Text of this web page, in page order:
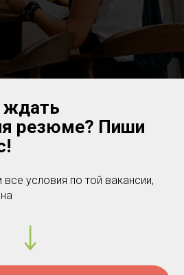
ждать
резюме? Пиши
условия по той вакансии,